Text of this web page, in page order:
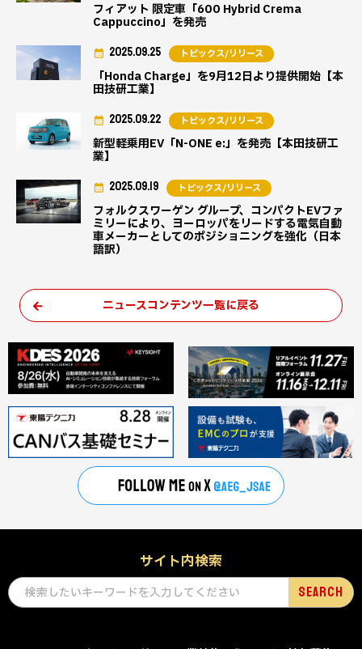
フィアット 限定車「600 Hybrid Crema
Cappuccino」を発売
「Honda Charge」を9月12日より提供開始【本
田技研工業】
2025.09.25 トピックス/リリース
新型軽乗用EV「N-ONE e:」を発売【本田技研工
業】
2025.09.22 トピックス/リリース
フォルクスワーゲン グループ、コンパクトEVファ
ミリーにより、ヨーロッパをリードする電気自動
車メーカーとしてのポジショニングを強化（日本
語訳）
2025.09.19 トピックス/リリース
ニュースコンテンツ一覧に戻る
サイト内検索